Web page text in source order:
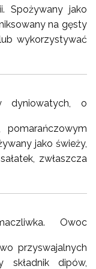
Spożywany jako
na gęsty
wykorzystywać
o
pomarańczowym
jako świeży,
zwłaszcza
Owoc
przyswajalnych
składnik dipów,